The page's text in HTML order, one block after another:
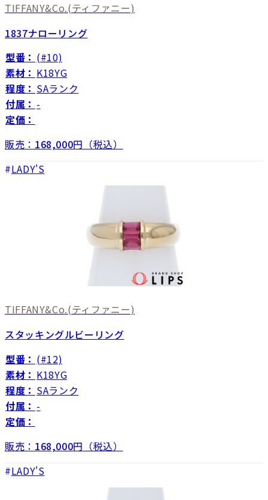
TIFFANY&Co.(ティファニー)
1837ナローリング
型番： (#10)
素材： K18YG
程度： SAランク
付属： -
定価：
販売： 168,000円（税込）
LADY'S
TIFFANY&Co.(ティファニー)
スタッキングルビーリング
型番： (#12)
素材： K18YG
程度： SAランク
付属： -
定価：
販売： 168,000円（税込）
LADY'S